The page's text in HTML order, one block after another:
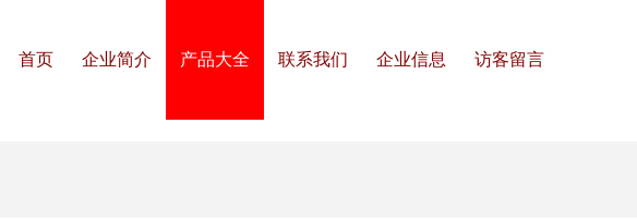
首页 企业简介 产品大全 联系我们 企业信息 访客留言